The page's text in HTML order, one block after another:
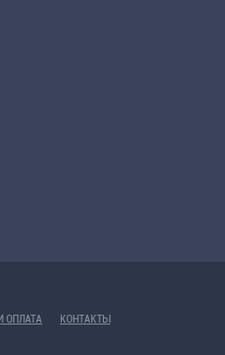
ОПЛАТА
КОНТАКТЫ